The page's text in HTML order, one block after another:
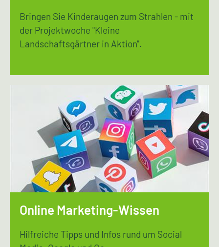
Bringen Sie Kinderaugen zum Strahlen - mit
der Projektwoche "Kleine
Landschaftsgärtner in Aktion".
Online Marketing-Wissen
Hilfreiche Tipps und Infos rund um Social